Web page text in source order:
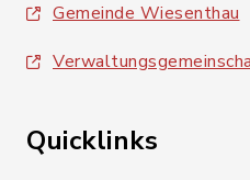
Gemeinde Wiesenthau
Quicklinks